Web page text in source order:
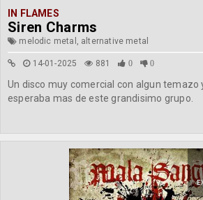
IN FLAMES
Siren Charms
melodic metal, alternative metal
14-01-2025 881 0 0
Un disco muy comercial con algun temazo
esperaba mas de este grandisimo grupo.